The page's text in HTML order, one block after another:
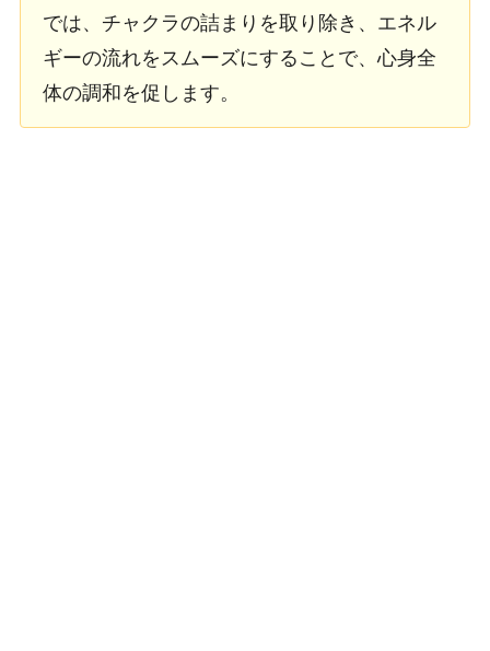
では、チャクラの詰まりを取り除き、エネル
ギーの流れをスムーズにすることで、心身全
体の調和を促します。